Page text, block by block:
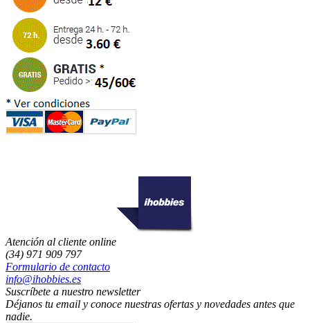
Atención al cliente online
(34) 971 909 797
Formulario de contacto
info@ihobbies.es
Suscríbete a nuestro newsletter
Déjanos tu email y conoce nuestras ofertas y novedades antes que
nadie.